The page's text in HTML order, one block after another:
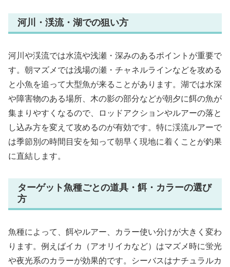
河川・渓流・湖での狙い方
河川や渓流では水流や浅瀬・深みのあるポイントが重要で
す。朝マズメでは浅場の瀬・チャネルラインなどを攻める
と小魚を追って大型魚が来ることがあります。湖では水深
や障害物のある場所、木の影の部分などが朝夕に餌の魚が
集まりやすくなるので、ロッドアクションやルアーの落と
し込み方を変えて攻めるのが有効です。特に渓流ルアーで
は季節別の時間目安を知って朝早く現地に着くことが釣果
に直結します。
ターゲット魚種ごとの道具・餌・カラーの選び
方
魚種によって、餌やルアー、カラー使い分けが大きく変わ
ります。例えばイカ（アオリイカなど）はマズメ時に蛍光
や夜光系のカラーが効果的です。シーバスはナチュラルカ